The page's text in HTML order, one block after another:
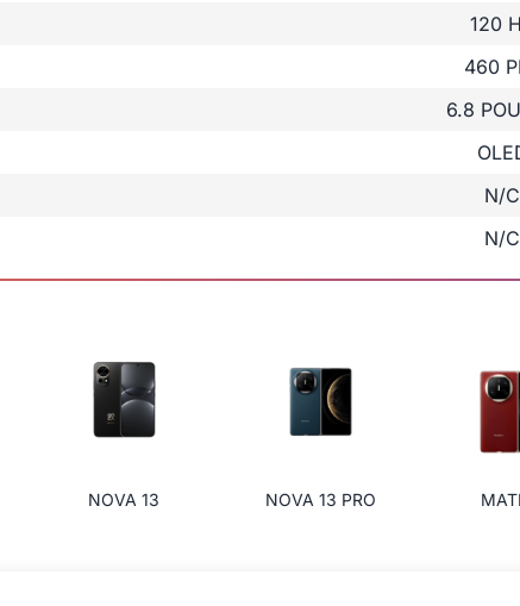
120
460
6.8
N/C
N/C
NOVA 13 NOVA 13 PRO